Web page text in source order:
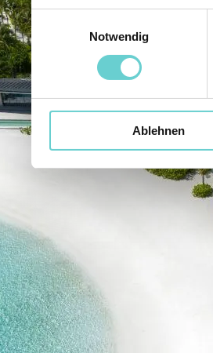
Einwilligungsauswahl
Notwendig
Ablehnen